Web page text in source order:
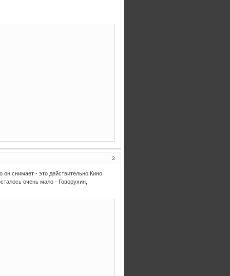
3
снимает - это действительно Кино.
очень мало - Говорухин,